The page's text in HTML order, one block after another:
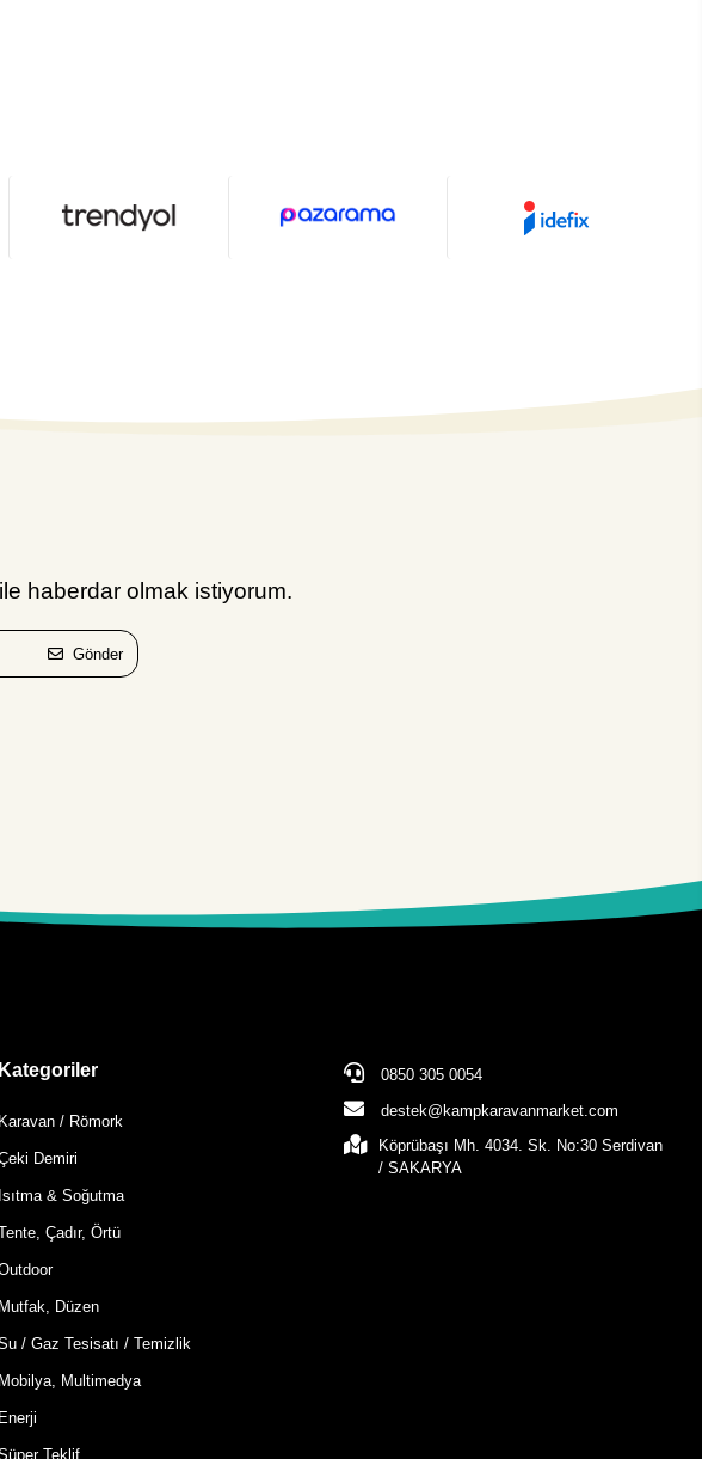
haberdar olmak istiyorum.
Gönder
Kategoriler
Karavan / Römork
Demiri
Isıtma & Soğutma
Çadır, Örtü
Mutfak, Düzen
/ Gaz Tesisatı / Temizlik
Mobilya, Multimedya
Enerji
Teklif
0850 305 0054
destek@kampkaravanmarket.com
Köprübaşı Mh. 4034. Sk. No:30 Serdivan
/ SAKARYA